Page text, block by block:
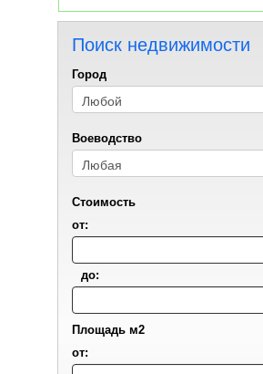
Поиск недвижимости
Город
Воеводствo
Стоимость
от:
до:
Площадь м2
от: